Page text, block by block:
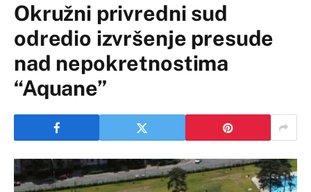
Okružni privredni sud
odredio izvršenje presude
nad nepokretnostima
“Aquane”